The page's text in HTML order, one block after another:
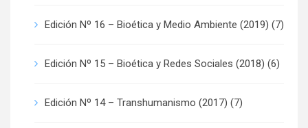
Edición Nº 16 – Bioética y Medio Ambiente (2019) (7)
Edición Nº 15 – Bioética y Redes Sociales (2018) (6)
Edición Nº 14 – Transhumanismo (2017) (7)